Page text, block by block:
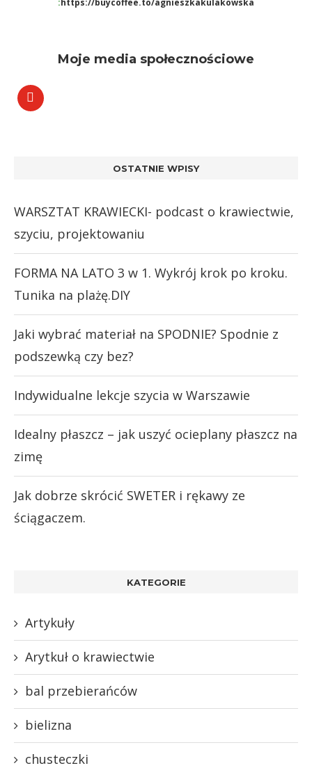
:https://buycoffee.to/agnieszkakulakowska
Moje media społecznościowe
OSTATNIE WPISY
WARSZTAT KRAWIECKI- podcast o krawiectwie,
szyciu, projektowaniu
FORMA NA LATO 3 w 1. Wykrój krok po kroku.
Tunika na plażę.DIY
Jaki wybrać materiał na SPODNIE? Spodnie z
podszewką czy bez?
Indywidualne lekcje szycia w Warszawie
Idealny płaszcz – jak uszyć ocieplany płaszcz na
zimę
Jak dobrze skrócić SWETER i rękawy ze
ściągaczem.
KATEGORIE
Artykuły
Arytkuł o krawiectwie
bal przebierańców
bielizna
chusteczki